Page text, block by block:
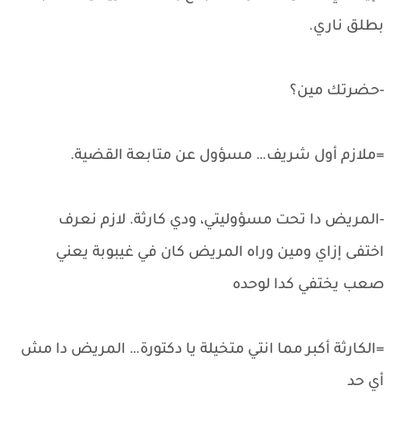
بطلق ناري.
-حضرتك مين؟
=ملازم أول شريف… مسؤول عن متابعة القضية.
-المريض دا تحت مسؤوليتي، ودي كارثة. لازم نعرف
اختفى إزاي ومين وراه المريض كان في غيبوبة يعني
صعب يختفي كدا لوحده
=الكارثة أكبر مما انتي متخيلة يا دكتورة… المريض دا مش
أي حد